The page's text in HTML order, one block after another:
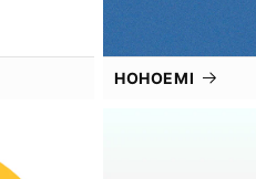
HOHOEMI